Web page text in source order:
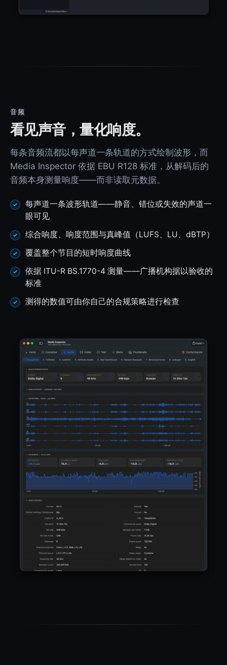
音频
看见声音，量化响度。
每条音频流都以每声道一条轨道的方式绘制波形，而
Media Inspector 依据 EBU R128 标准，从解码后的
音频本身测量响度——而非读取元数据。
每声道一条波形轨道——静音、错位或失效的声道一
眼可见
综合响度、响度范围与真峰值（LUFS、LU、dBTP）
覆盖整个节目的短时响度曲线
依据 ITU-R BS.1770-4 测量——广播机构据以验收的
标准
测得的数值可由你自己的合规策略进行检查